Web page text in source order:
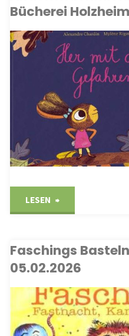
für
Holzheim"
Bücherei
LESEN
Bücherei
Faschings
05.02.2026